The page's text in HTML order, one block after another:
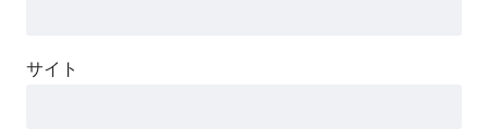
サイト